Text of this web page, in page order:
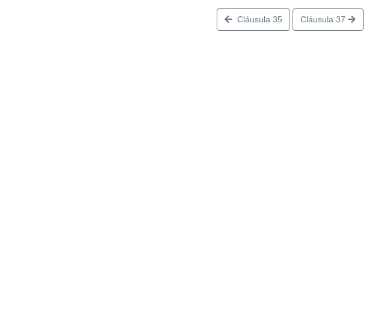
Cláusula 35 Cláusula 37